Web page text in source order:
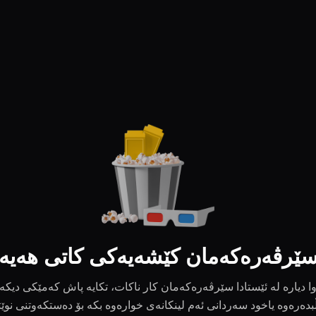
کێشەیەکی کاتی
وا دیارە لە ئێستادا سێرڤەرەکەمان کار ناکات، تکایە پاش کەمێکی دیکە
یاخود سەردانی ئەم لینکانەی خوارەوە بکە بۆ دەستکەوتنی